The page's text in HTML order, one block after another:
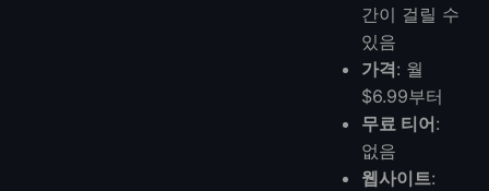
간이 걸릴 수
있음
가격: 월
$6.99부터
무료 티어:
없음
웹사이트: